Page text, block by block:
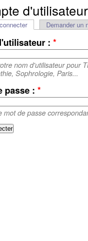
d'utilisateur
Demander un
: *
nom d'utilisateur pour
Sophrologie, Paris...
passe : *
mot de passe